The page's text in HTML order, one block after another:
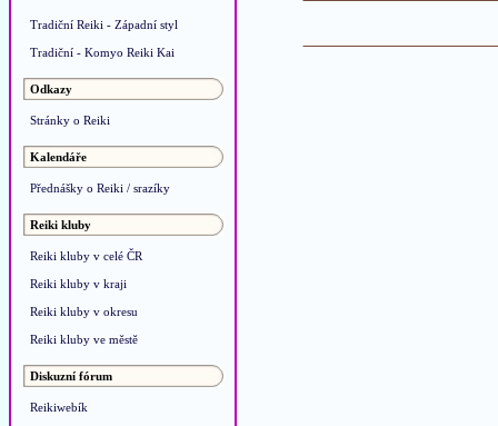
Tradiční Reiki - Západní styl
Tradiční - Komyo Reiki Kai
Odkazy
Stránky o Reiki
Kalendáře
Přednášky o Reiki / srazíky
Reiki kluby
Reiki kluby v celé ČR
Reiki kluby v kraji
Reiki kluby v okresu
Reiki kluby ve městě
Diskuzní fórum
Reikiwebík